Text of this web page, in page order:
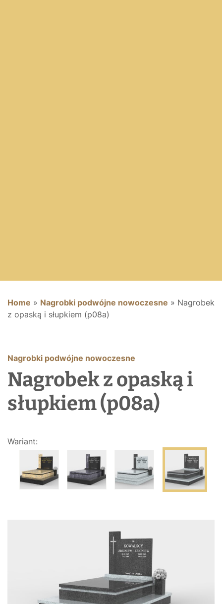
Home » Nagrobki podwójne nowoczesne » Nagrobek
z opaską i słupkiem (p08a)
Nagrobki podwójne nowoczesne
Nagrobek z opaską i
słupkiem (p08a)
Wariant: